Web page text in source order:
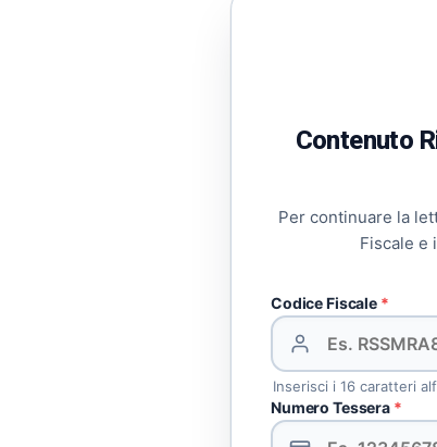
Contenuto
Per continuare la
Fiscale e
Codice Fiscale *
Inserisci i 16 caratteri
Numero Tessera *